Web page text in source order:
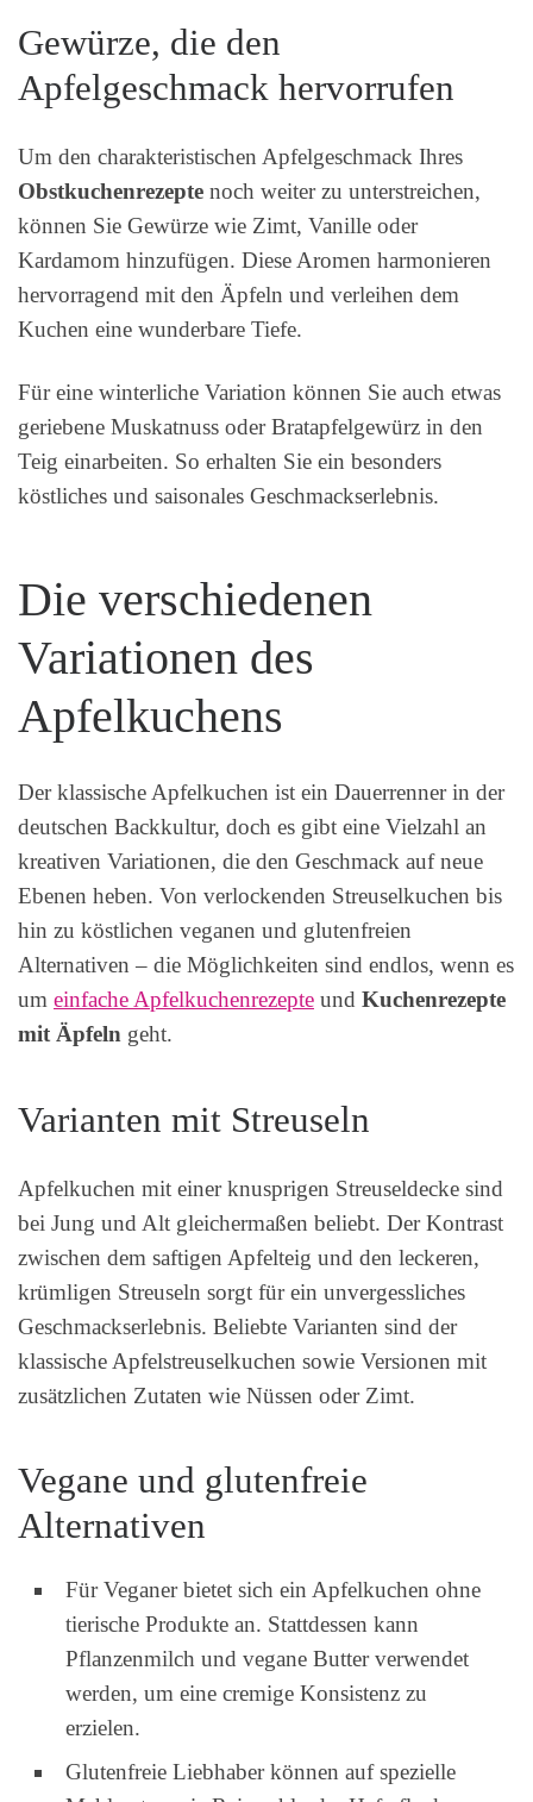
Gewürze, die den
Apfelgeschmack hervorrufen
Um den charakteristischen Apfelgeschmack Ihres
Obstkuchenrezepte noch weiter zu unterstreichen,
können Sie Gewürze wie Zimt, Vanille oder
Kardamom hinzufügen. Diese Aromen harmonieren
hervorragend mit den Äpfeln und verleihen dem
Kuchen eine wunderbare Tiefe.
Für eine winterliche Variation können Sie auch etwas
geriebene Muskatnuss oder Bratapfelgewürz in den
Teig einarbeiten. So erhalten Sie ein besonders
köstliches und saisonales Geschmackserlebnis.
Die verschiedenen
Variationen des
Apfelkuchens
Der klassische Apfelkuchen ist ein Dauerrenner in der
deutschen Backkultur, doch es gibt eine Vielzahl an
kreativen Variationen, die den Geschmack auf neue
Ebenen heben. Von verlockenden Streuselkuchen bis
hin zu köstlichen veganen und glutenfreien
Alternativen – die Möglichkeiten sind endlos, wenn es
um einfache Apfelkuchenrezepte und Kuchenrezepte
mit Äpfeln geht.
Varianten mit Streuseln
Apfelkuchen mit einer knusprigen Streuseldecke sind
bei Jung und Alt gleichermaßen beliebt. Der Kontrast
zwischen dem saftigen Apfelteig und den leckeren,
krümligen Streuseln sorgt für ein unvergessliches
Geschmackserlebnis. Beliebte Varianten sind der
klassische Apfelstreuselkuchen sowie Versionen mit
zusätzlichen Zutaten wie Nüssen oder Zimt.
Vegane und glutenfreie
Alternativen
Für Veganer bietet sich ein Apfelkuchen ohne
tierische Produkte an. Stattdessen kann
Pflanzenmilch und vegane Butter verwendet
werden, um eine cremige Konsistenz zu
erzielen.
Glutenfreie Liebhaber können auf spezielle